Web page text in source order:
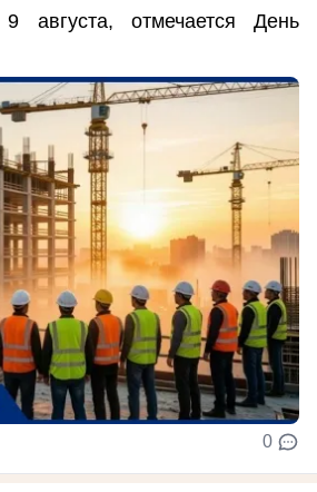
августа, отмечается День
0